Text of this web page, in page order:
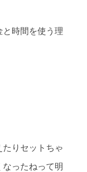
時間を使う理
りセットちゃ
なったねって明